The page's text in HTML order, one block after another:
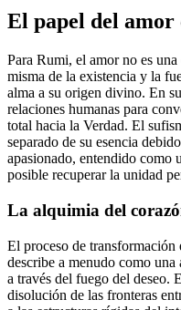
El papel del amor
Para Rumi, el amor no es
misma de la existencia y la
alma a su origen divino. En
relaciones humanas para
total hacia la Verdad. El
separado de su esencia
apasionado, entendido como
posible recuperar la unidad
La alquimia del
El proceso de transformación
describe a menudo como
a través del fuego del deseo.
disolución de las fronteras